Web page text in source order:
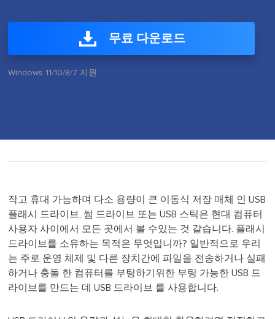
무료 다운로드
Windows 11/10/8/7 지원
작고 휴대 가능하며 다소 용량이 큰 이동식 저장 매체 인 USB
플래시 드라이브, 썸 드라이브 또는 USB 스틱은 현대 컴퓨터
사용자 사이에서 모든 곳에서 볼 수있는 것 같습니다. 플래시
드라이브를 소유하는 목적은 무엇입니까? 일반적으로 우리
는 주로 운영 체제 및 다른 장치간에 파일을 전송하거나 실패
하거나 충돌 한 컴퓨터를 부팅하기위한 부팅 가능한 USB 드
라이브를 만드는 데 USB 드라이브 를 사용합니다.